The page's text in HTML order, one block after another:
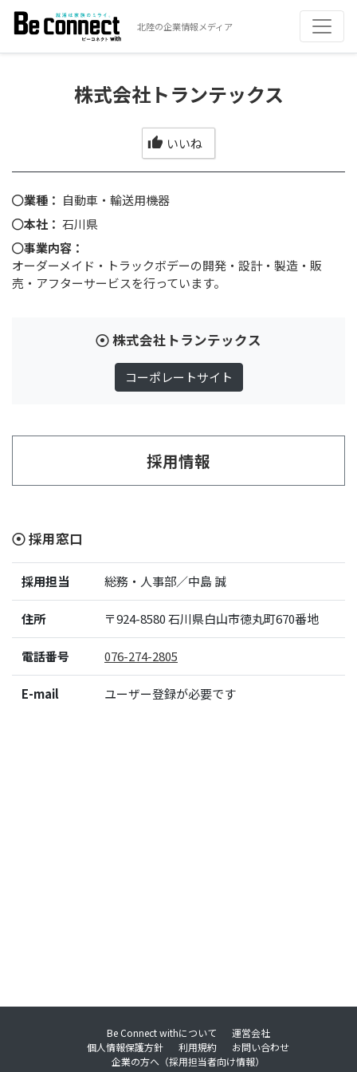
北陸の企業情報メディア
株式会社トランテックス
いいね
業種： 自動車・輸送用機器
本社： 石川県
事業内容：
オーダーメイド・トラックボデーの開発・設計・製造・販
売・アフターサービスを行っています。
株式会社トランテックス
コーポレートサイト
採用情報
採用窓口
採用担当 総務・人事部／中島 誠
住所 〒924-8580石川県白山市徳丸町670番地
電話番号 076-274-2805
E-mail ユーザー登録が必要です
Be Connect withについて
運営会社
個人情報保護方針
利用規約
お問い合わせ
企業の方へ（採用担当者向け情報）